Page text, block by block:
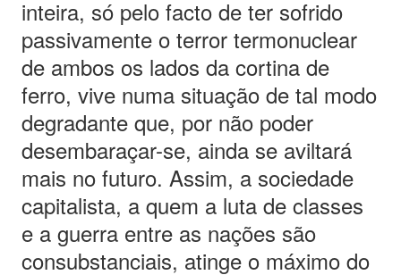
inteira, só pelo facto de ter sofrido
passivamente o terror termonuclear
de ambos os lados da cortina de
ferro, vive numa situação de tal modo
degradante que, por não poder
desembaraçar-se, ainda se aviltará
mais no futuro. Assim, a sociedade
capitalista, a quem a luta de classes
e a guerra entre as nações são
consubstanciais, atinge o máximo do